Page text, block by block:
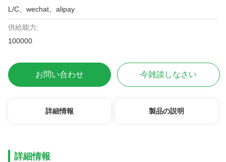
L/C、wechat、alipay
供給能力:
100000
お問い合わせ 今雑談しなさい
詳細情報 製品の説明
詳細情報